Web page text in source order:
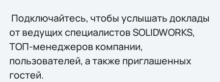
Подключайтесь, чтобы услышать доклады
от ведущих специалистов SOLIDWORKS,
ТОП-менеджеров компании,
пользователей, а также приглашенных
гостей.